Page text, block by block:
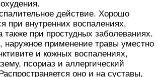
действие. Хорошо
при внутренних воспалениях,
также при простудных заболеваниях.
наружное применение травы уместно
и кожных воспалениях,
псориаз и аллергический
оно и на суставы,